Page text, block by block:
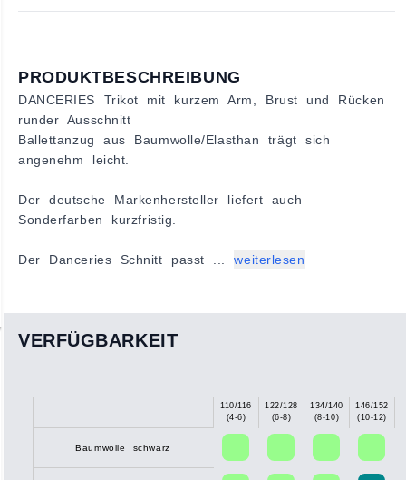
PRODUKTBESCHREIBUNG
DANCERIES Trikot mit kurzem Arm, Brust und Rücken
runder Ausschnitt
Ballettanzug aus Baumwolle/Elasthan trägt sich
angenehm leicht.
Der deutsche Markenhersteller liefert auch
Sonderfarben kurzfristig.
Der Danceries Schnitt passt ...weiterlesen
VERFÜGBARKEIT
110/116
(4-6)
122/128
(6-8)
134/140
(8-10)
146/152
(10-12)
Baumwolle schwarz